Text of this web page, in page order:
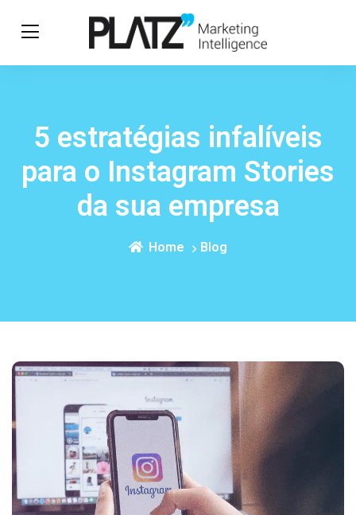
5 estratégias infalíveis
para o Instagram Stories
da sua empresa
Home Blog